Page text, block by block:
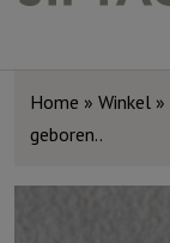
Home » Winkel »
geboren..